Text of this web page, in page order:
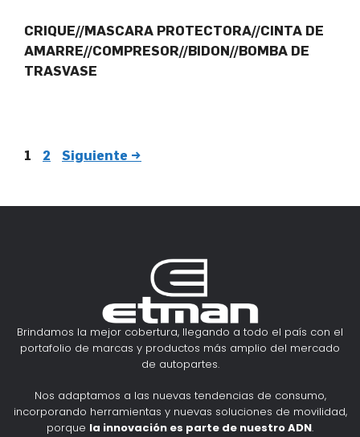
CRIQUE//MASCARA PROTECTORA//CINTA DE
AMARRE//COMPRESOR//BIDON//BOMBA DE
TRASVASE
1 2 Siguiente →
Brindamos la mejor cobertura, llegando a todo el país con el
portafolio de marcas y productos más amplio del mercado
de autopartes.
Nos adaptamos a las nuevas tendencias de consumo,
incorporando herramientas y nuevas soluciones de movilidad,
porque la innovación es parte de nuestro ADN.